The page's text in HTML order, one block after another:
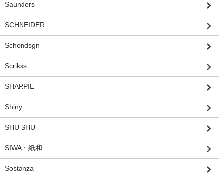
Saunders
SCHNEIDER
Schondsgn
Scrikss
SHARPIE
Shiny
SHU SHU
SIWA・紙和
Sostanza